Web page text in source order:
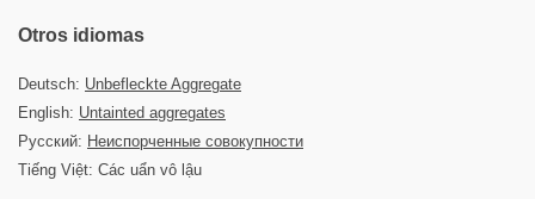
Otros idiomas
Deutsch: Unbefleckte Aggregate
English: Untainted aggregates
Русский: Неиспорченные совокупности
Tiếng Việt: Các uẩn vô lậu